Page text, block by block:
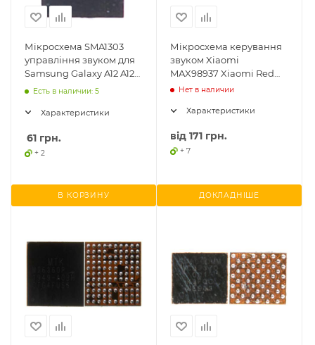
Мікросхема SMA1303
управління звуком для
Samsung Galaxy A12 A127,
Galaxy A31 A315, Galaxy
Есть в наличии: 5
Характеристики
61 грн.
+ 2
В КОРЗИНУ
Мікросхема керування
звуком Xiaomi
MAX98937 Xiaomi Redmi
Note 8T/7/Mi A3
Нет в наличии
Характеристики
від 171 грн.
+ 7
ДОКЛАДНІШЕ